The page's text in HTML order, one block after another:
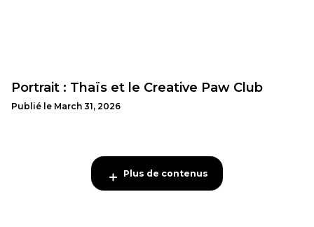
Portrait : Thaïs et le Creative Paw Club
Publié le March 31, 2026
Plus de contenus
Plus de contenus